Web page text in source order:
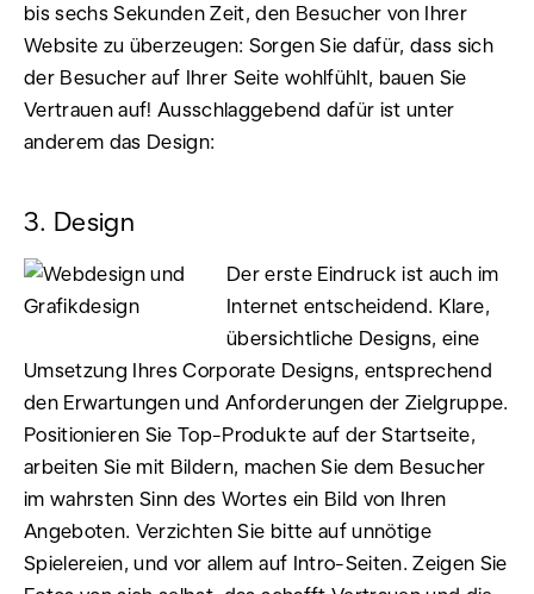
bis sechs Sekunden Zeit, den Besucher von Ihrer
Website zu überzeugen: Sorgen Sie dafür, dass sich
der Besucher auf Ihrer Seite wohlfühlt, bauen Sie
Vertrauen auf! Ausschlaggebend dafür ist unter
anderem das Design:
3. Design
Der erste Eindruck ist auch im
Internet entscheidend. Klare,
übersichtliche Designs, eine
Umsetzung Ihres Corporate Designs, entsprechend
den Erwartungen und Anforderungen der Zielgruppe.
Positionieren Sie Top-Produkte auf der Startseite,
arbeiten Sie mit Bildern, machen Sie dem Besucher
im wahrsten Sinn des Wortes ein Bild von Ihren
Angeboten. Verzichten Sie bitte auf unnötige
Spielereien, und vor allem auf Intro-Seiten. Zeigen Sie